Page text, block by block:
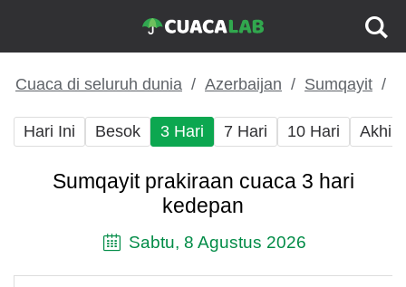
Cuaca di seluruh dunia Azerbaijan Sumqayit
Hari Ini Besok 3 Hari 7 Hari 10 Hari Akhir
Sumqayit prakiraan cuaca 3 hari
kedepan
Sabtu, 8 Agustus 2026